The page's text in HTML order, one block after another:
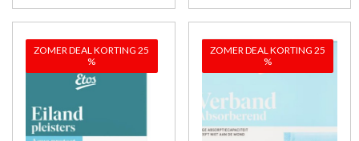
ZOMER DEAL KORTING 25
%
ZOMER DEAL KORTING 25
%